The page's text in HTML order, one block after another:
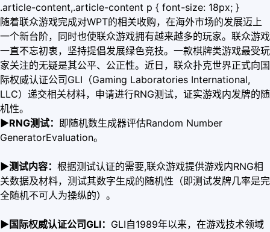
.article-content,.article-content p { font-size: 18px; }
随着联众游戏完成对WPT的相关收购，在海外市场的发展迈上
一个新台阶，同时也使联众游戏拥有越来越多的玩家。联众游戏
一直不忘初衷，坚持提倡发展绿色竞技。一款棋牌类游戏最受玩
家关注的无疑是其公平、公正性。近日，联众扑克世界正式向国
际权威认证公司GLI（Gaming Laboratories International,
LLC）递交相关材料，申请进行RNG测试，证实游戏内发牌的随
机性。
▶RNG测试： 即随机数生成器评估Random Number
GeneratorEvaluation。
▶测试内容： 根据测试认证的需要,联众游戏提供游戏内RNG相
关数据及材料，测试其数字生成的随机性（即测试发牌几率是完
全随机不可人为操纵的）。
▶国际权威认证公司GLI： GLI自1989年以来，在游戏技术领域